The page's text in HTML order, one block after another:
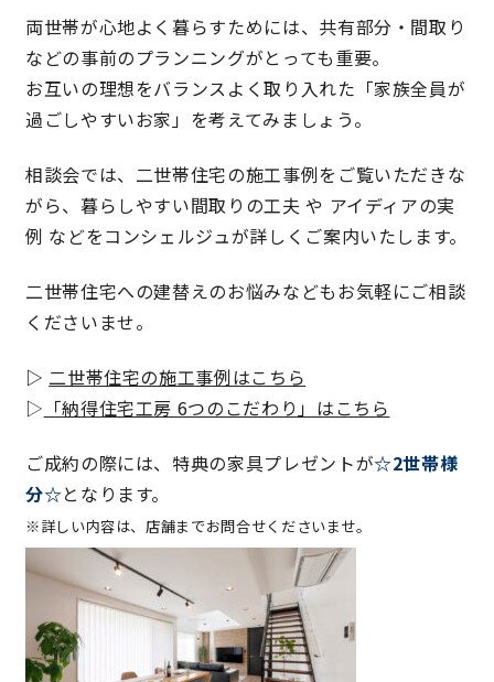
家具まで標準仕様の空間コーディネート
身体に優しい自然素材の家
耐震等級3 & 許容応力度計算 全棟標準
徹底したコストダウンの追求
頑丈で長持ちの外壁
100年点検住宅
快適な室内環境へのこだわり
生涯続く安心のアフターフォロー
ラインナップ
両世帯が心地よく暮らすためには、共有部分・間取り
などの事前のプランニングがとっても重要。
お互いの理想をバランスよく取り入れた「家族全員が
過ごしやすいお家」を考えてみましょう。
相談会では、二世帯住宅の施工事例をご覧いただきな
がら、暮らしやすい間取りの工夫 や アイディアの実
例 などをコンシェルジュが詳しくご案内いたします。
二世帯住宅への建替えのお悩みなどもお気軽にご相談
くださいませ。
▷ 二世帯住宅の施工事例はこちら
▷ 「納得住宅工房 6つのこだわり」はこちら
ご成約の際には、特典の家具プレゼントが☆2世帯様
分☆となります。
※詳しい内容は、店舗までお問合せくださいませ。